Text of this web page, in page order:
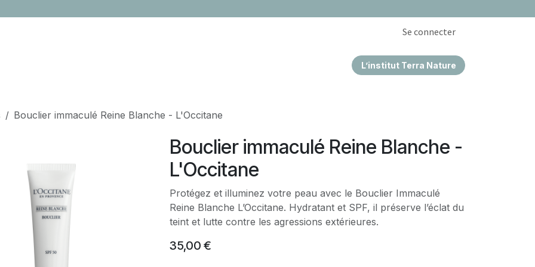
Se connecter
L’institut Terra Nature
Bouclier immaculé Reine Blanche - L'Occitane
Bouclier immaculé Reine Blanche -
L'Occitane
Protégez et illuminez votre peau avec le Bouclier Immaculé
Reine Blanche L’Occitane. Hydratant et SPF, il préserve l’éclat du
teint et lutte contre les agressions extérieures.
35,00 €